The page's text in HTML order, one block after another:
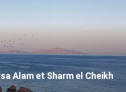
Alam et Sharm el Cheikh